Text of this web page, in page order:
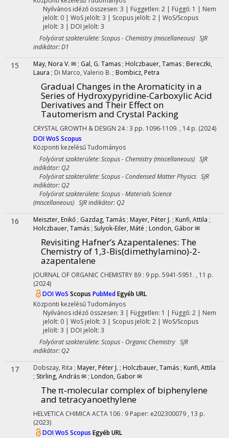
Nyilvános idéző összesen: 3 | Független: 2 | Függő: 1 | Nem
jelölt: 0 | WoS jelölt: 3 | Scopus jelölt: 2 | WoS/Scopus
jelölt: 3 | DOI jelölt: 3
Folyóirat szakterülete: Scopus - Chemistry (miscellaneous) SJR
indikátor: D1
15 May, Nora V. ✉ ; Gal, G. Tamas ; Holczbauer, Tamas ; Bereczki,
Laura ; Di Marco, Valerio B. ; Bombicz, Petra
Gradual Changes in the Aromaticity in a
Series of Hydroxypyridine-Carboxylic Acid
Derivatives and Their Effect on
Tautomerism and Crystal Packing
CRYSTAL GROWTH & DESIGN 24: 3 pp. 1096-1109. , 14 p. (2024)
DOIWoS Scopus
Központi kezelésűTudományos
Folyóirat szakterülete: Scopus - Chemistry (miscellaneous) SJR
indikátor: Q2
Folyóirat szakterülete: Scopus - Condensed Matter Physics SJR
indikátor: Q2
Folyóirat szakterülete: Scopus - Materials Science
(miscellaneous) SJR indikátor: Q2
16 Meiszter, Enikő ; Gazdag, Tamás ; Mayer, Péter J. ; Kunfi, Attila ;
Holczbauer, Tamás ; Sulyok-Eiler, Máté ; London, Gábor ✉
Revisiting Hafner’s Azapentalenes: The
Chemistry of 1,3-Bis(dimethylamino)-2-
azapentalene
JOURNAL OF ORGANIC CHEMISTRY 89 : 9 pp. 5941-5951. , 11 p.
(2024)
DOIWoS Scopus PubMedEgyéb URL
Központi kezelésűTudományos
Nyilvános idéző összesen: 3 | Független: 1 | Függő: 2 | Nem
jelölt: 0 | WoS jelölt: 3 | Scopus jelölt: 2 | WoS/Scopus
jelölt: 3 | DOI jelölt: 3
Folyóirat szakterülete: Scopus - Organic Chemistry SJR
indikátor: Q2
17 Dobszay, Rita ; Mayer, Péter J. ; Holczbauer, Tamás ; Kunfi, Attila
; Stirling, András ✉ ; London, Gabor ✉
The π‐molecular complex of biphenylene
and tetracyanoethylene
HELVETICA CHIMICA ACTA 106 : 9 Paper: e202300079 , 13 p.
(2023)
DOIWoS Scopus Egyéb URL